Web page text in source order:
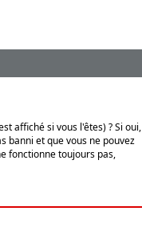
affiché si vous l'êtes) ? Si oui,
banni et que vous ne pouvez
fonctionne toujours pas,